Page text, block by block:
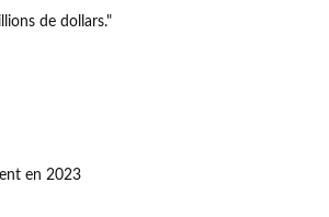
de dollars."
en 2023